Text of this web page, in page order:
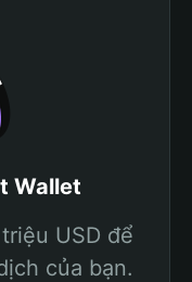
Wallet
USD để
của bạn.